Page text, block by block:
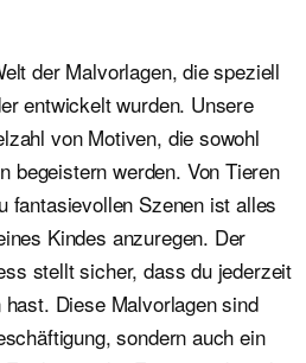
der Malvorlagen, die speziell
entwickelt wurden. Unsere
von Motiven, die sowohl
begeistern werden. Von Tieren
fantasievollen Szenen ist alles
Kindes anzuregen. Der
stellt sicher, dass du jederzeit
Diese Malvorlagen sind
sondern auch ein